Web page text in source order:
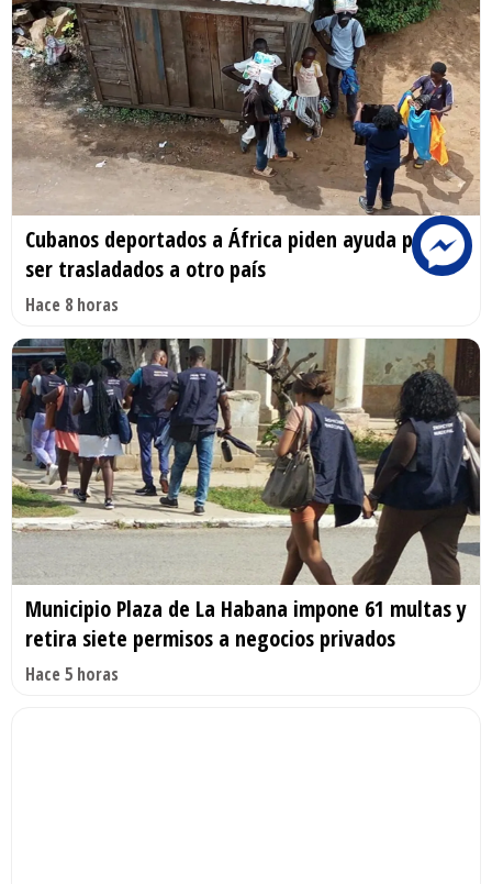
Cubanos deportados a África piden ayuda para
ser trasladados a otro país
Hace 8 horas
Municipio Plaza de La Habana impone 61 multas y
retira siete permisos a negocios privados
Hace 5 horas